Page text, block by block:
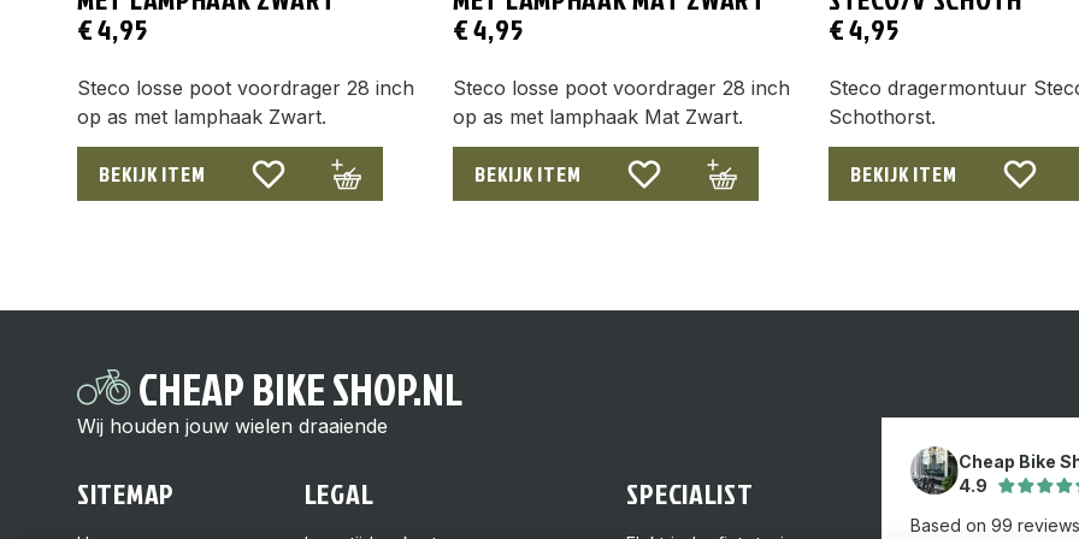
€4,95
Steco losse poot voordrager 28 inch
op as met lamphaak Zwart.
BEKIJK ITEM
€4,95
Steco losse poot voordrager 28 inch
op as met lamphaak Mat Zwart.
BEKIJK ITEM
€4,95
Steco dragermontuur
Schothorst.
BEKIJK ITEM
CHEAP BIKE SHOP.NL
Wij houden jouw wielen draaiende
SITEMAP LEGAL SPECIALIST
Cheap Bike
4.9
Based on 99